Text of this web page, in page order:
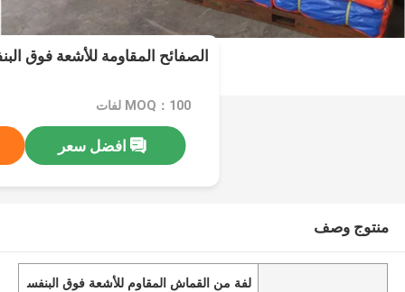
الصفائح المقاومة للأشعة فوق
MOQ：100 لفات
افضل سعر
منتوج وصف
لفة من القماش المقاوم للأشعة فوق البنفس